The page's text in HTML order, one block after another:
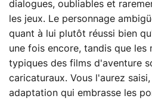
dialogues, oubliables et
les jeux. Le personnage
quant à lui plutôt réussi bien
une fois encore, tandis que les
typiques des films d'aventure
caricaturaux. Vous l'aurez saisi,
adaptation qui embrasse les